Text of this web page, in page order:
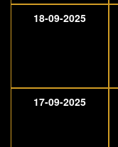
18-09-2025
17-09-2025